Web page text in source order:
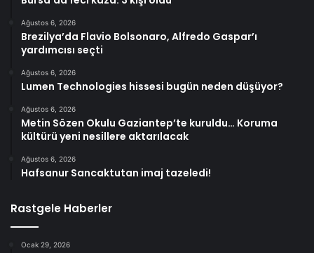
Ağustos 6, 2026
Brezilya’da Flavio Bolsonaro, Alfredo Gaspar’ı
yardımcısı seçti
Ağustos 6, 2026
Lumen Technologies hissesi bugün neden düşüyor?
Ağustos 6, 2026
Metin Sözen Okulu Gaziantep’te kuruldu… Koruma
kültürü yeni nesillere aktarılacak
Ağustos 6, 2026
Hafsanur Sancaktutan imaj tazeledi!
Rastgele Haberler
Ocak 29, 2026